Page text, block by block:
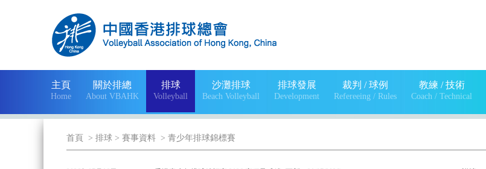
主頁
Home
關於排總
About VBAHK
排球
Volleyball
沙灘排球
Beach Volleyball
排球發展
Development
裁判 / 球例
Refereeing / Rules
教練 / 技術
Coach / Technical
首頁 > 排球 > 賽事資料 > 青少年排球錦標賽